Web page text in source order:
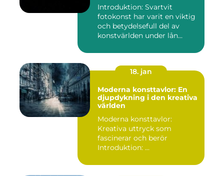
Introduktion: Svartvit
fotokonst har varit en viktig
och betydelsefull del av
konstvärlden under lån...
18. jan
Moderna konsttavlor: En
djupdykning i den kreativa
världen
Moderna konsttavlor:
Kreativa uttryck som
fascinerar och berör
Introduktion: ...